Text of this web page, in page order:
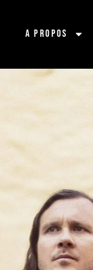
A propos